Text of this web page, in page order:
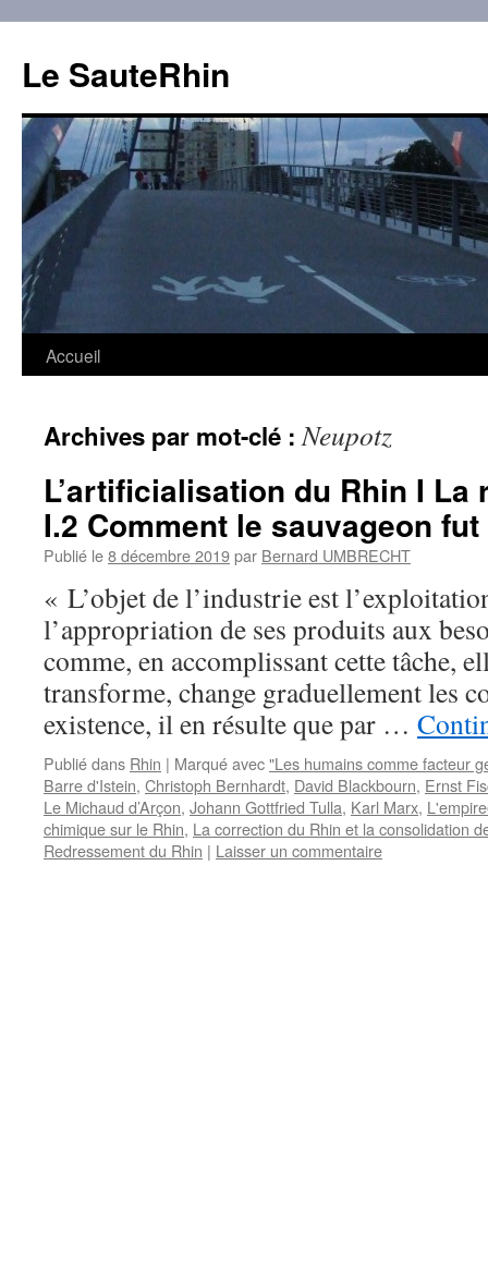
contenu
Le SauteRhin
Accueil
Archives par mot-clé :Neupotz
L’artificialisation du Rhin I La
I.2 Comment le sauvageon
Publié le8 décembre 2019par Bernard UMBRECHT
« L’objet de l’industrie est
l’appropriation de ses produits aux
comme, en accomplissant cette tâche,
transforme, change graduellement les
existence, il en résulte que par …
Publié dans Rhin | Marqué avec"Les humains comme facteur
Barre d'Istein, Christoph Bernhardt, David Blackbourn, Ernst
Le Michaud d’Arçon, Johann Gottfried Tulla, Karl Marx,
chimique sur le Rhin, La correction du Rhin et la consolidation
Redressement du Rhin | Laisser un commentaire